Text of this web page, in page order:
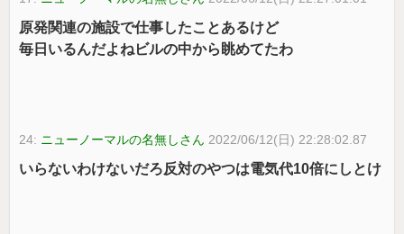
原発関連の施設で仕事したことあるけど
毎日いるんだよねビルの中から眺めてたわ
24: ニューノーマルの名無しさん 2022/06/12(日) 22:28:02.87
いらないわけないだろ反対のやつは電気代10倍にしとけ